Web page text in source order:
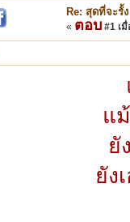
Re: สุดที่จะรั้ง
« ตอบ #1 เมื่
แ
ยั
ยัง